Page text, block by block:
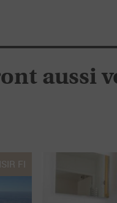
aussi
FI